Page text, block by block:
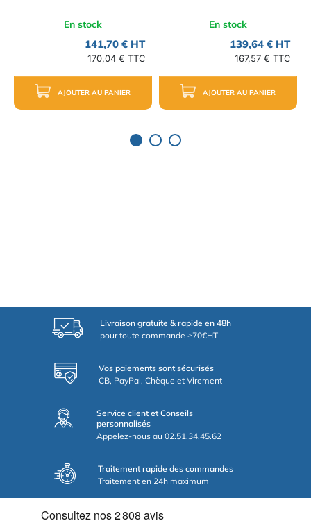
En stock
141,70 € HT
170,04 € TTC
AJOUTER AU PANIER
En stock
139,64 € HT
167,57 € TTC
AJOUTER AU PANIER
Livraison gratuite & rapide en 48h
pour toute commande ≥70€HT
Vos paiements sont sécurisés
CB, PayPal, Chèque et Virement
Service client et Conseils
personnalisés
Appelez-nous au 02.51.34.45.62
Traitement rapide des commandes
Traitement en 24h maximum